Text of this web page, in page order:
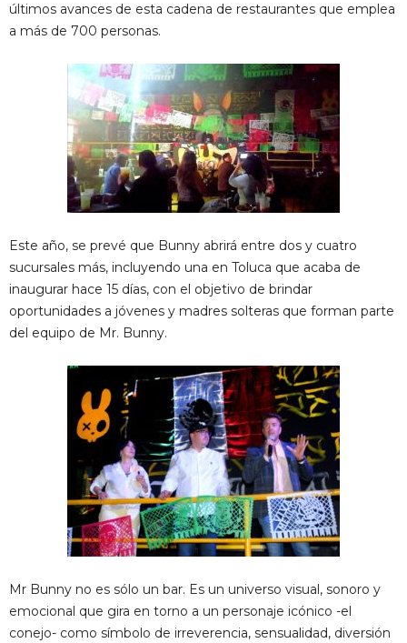
últimos avances de esta cadena de restaurantes que emplea
a más de 700 personas.
Este año, se prevé que Bunny abrirá entre dos y cuatro
sucursales más, incluyendo una en Toluca que acaba de
inaugurar hace 15 días, con el objetivo de brindar
oportunidades a jóvenes y madres solteras que forman parte
del equipo de Mr. Bunny.
Mr Bunny no es sólo un bar. Es un universo visual, sonoro y
emocional que gira en torno a un personaje icónico -el
conejo- como símbolo de irreverencia, sensualidad, diversión